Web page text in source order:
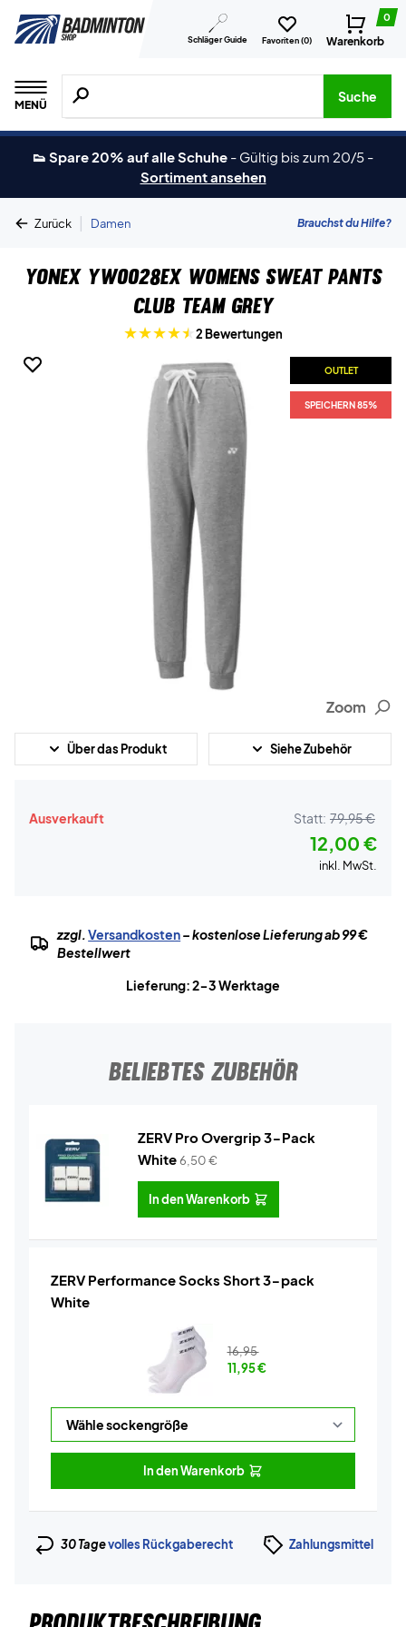
Schläger Guide Favoriten (0)
0
Warenkorb
MENÜ
Suche nach Produkten, Marken usw.
Suche
👟 Spare 20% auf alle Schuhe - Gültig bis zum 20/5 -
Sortiment ansehen
Zurück | Damen Brauchst du Hilfe?
Yonex YW0028EX Womens Sweat Pants
Club Team Grey
2 Bewertungen
OUTLET
SPEICHERN 85%
Zoom
Über das Produkt Siehe Zubehör
Ausverkauft Statt: 79,95 €
12,00 €
inkl. MwSt.
zzgl.Versandkosten– kostenlose Lieferung ab 99 €
Bestellwert
Lieferung: 2-3 Werktage
BELIEBTES ZUBEHÖR
ZERV Pro Overgrip 3-Pack
White6,50€
In den Warenkorb
ZERV Performance Socks Short 3-pack
White
16,95
11,95€
In den Warenkorb
30 Tagevolles Rückgaberecht Zahlungsmittel